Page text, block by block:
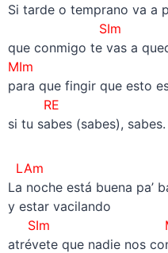
Si tarde o temprano va a
SIm
que conmigo te vas a
MIm
para que fingir que esto
RE
si tu sabes (sabes), sabes.
LAm
La noche está buena pa’
y estar vacilando
SIm
atrévete que nadie nos